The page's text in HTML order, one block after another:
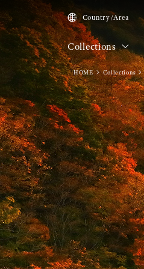
Country/Area
Collections
HOME Collections